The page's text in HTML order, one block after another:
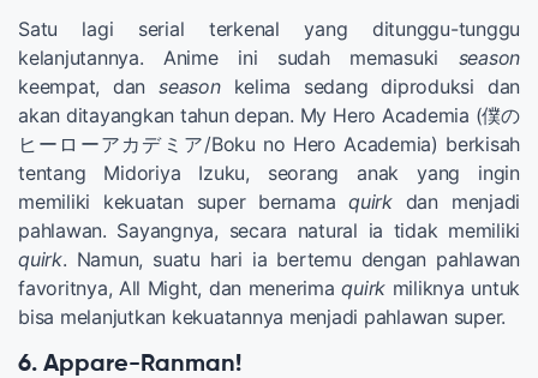
Satu lagi serial terkenal yang ditunggu-tunggu
kelanjutannya. Anime ini sudah memasuki season
keempat, danseasonkelima sedang diproduksi dan
akan ditayangkan tahun depan. My Hero Academia (僕の
ヒーローアカデミア/Boku no Hero Academia) berkisah
tentang Midoriya Izuku, seorang anak yang ingin
memiliki kekuatan super bernamaquirkdan menjadi
pahlawan. Sayangnya, secara natural ia tidak memiliki
quirk. Namun, suatu hari ia bertemu dengan pahlawan
favoritnya, All Might, dan menerimaquirk miliknya untuk
bisa melanjutkan kekuatannya menjadi pahlawan super.
6. Appare-Ranman!